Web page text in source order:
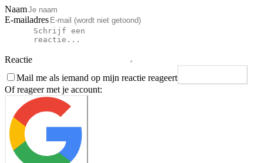
Naam
E-mailadres
Reactie
Mail me als iemand op mijn reactie reageert
Of reageer met je account: